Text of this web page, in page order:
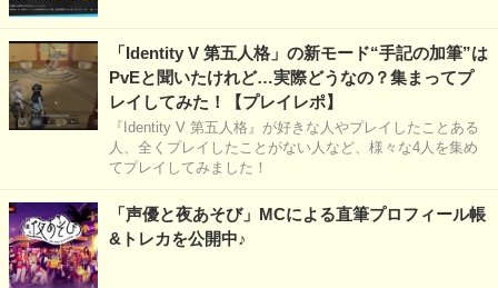
「Identity V 第五人格」の新モード“手記の加筆”は
PvEと聞いたけれど…実際どうなの？集まってプ
レイしてみた！【プレイレポ】
『Identity V 第五人格』が好きな人やプレイしたことある
人、全くプレイしたことがない人など、様々な4人を集め
てプレイしてみました！
「声優と夜あそび」MCによる直筆プロフィール帳
&トレカを公開中♪